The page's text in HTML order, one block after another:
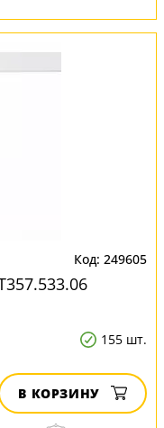
249605
155 шт.
В КОРЗИНУ